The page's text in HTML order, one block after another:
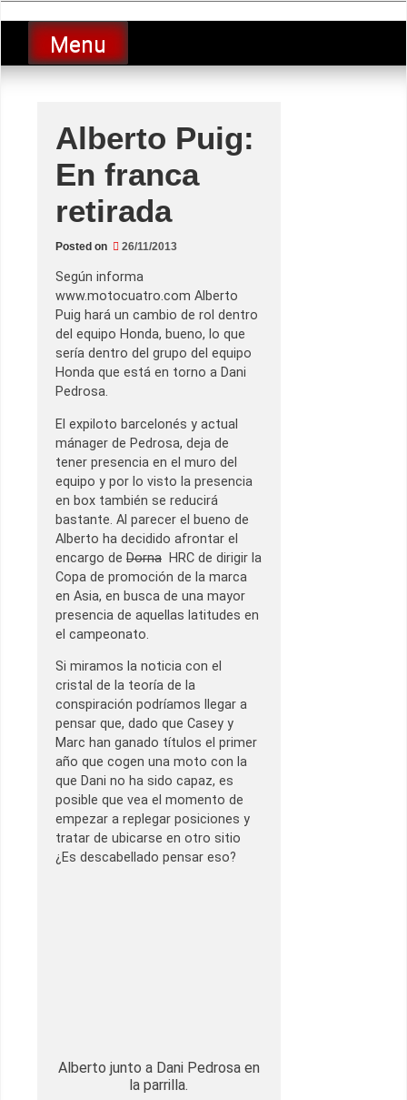
to
contentLucio Lopez GP
luciolopezgp
Menu
Alberto Puig:
En franca
retirada
Posted on 26/11/2013
Según informa
www.motocuatro.com Alberto
Puig hará un cambio de rol dentro
del equipo Honda, bueno, lo que
sería dentro del grupo del equipo
Honda que está en torno a Dani
Pedrosa.
El expiloto barcelonés y actual
mánager de Pedrosa, deja de
tener presencia en el muro del
equipo y por lo visto la presencia
en box también se reducirá
bastante. Al parecer el bueno de
Alberto ha decidido afrontar el
encargo de Dorna HRC de dirigir la
Copa de promoción de la marca
en Asia, en busca de una mayor
presencia de aquellas latitudes en
el campeonato.
Si miramos la noticia con el
cristal de la teoría de la
conspiración podríamos llegar a
pensar que, dado que Casey y
Marc han ganado títulos el primer
año que cogen una moto con la
que Dani no ha sido capaz, es
posible que vea el momento de
empezar a replegar posiciones y
tratar de ubicarse en otro sitio
¿Es descabellado pensar eso?
Alberto junto a Dani Pedrosa en
la parrilla.